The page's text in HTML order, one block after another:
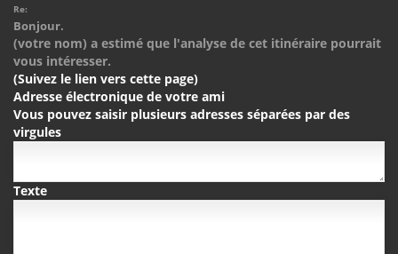
Re:
Bonjour.
(votre nom) a estimé que l'analyse de cet itinéraire pourrait
vous intéresser.
(Suivez le lien vers cette page)
Adresse électronique de votre ami
Vous pouvez saisir plusieurs adresses séparées par des
virgules
Texte